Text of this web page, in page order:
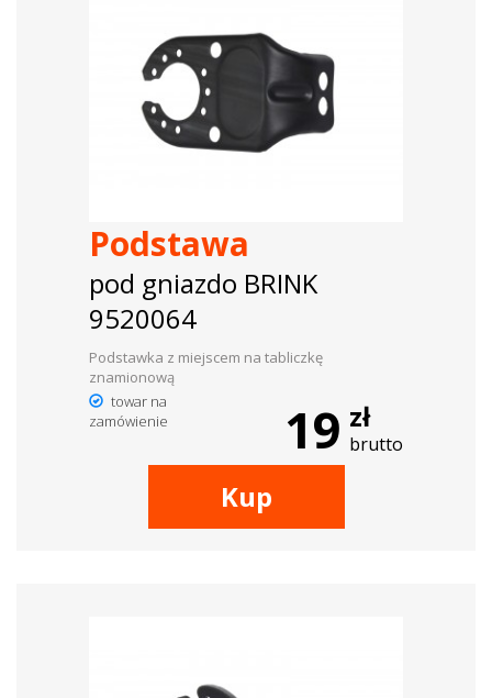
Podstawa
pod gniazdo BRINK
9520064
Podstawka z miejscem na tabliczkę
znamionową
towar na
zamówienie
19 zł
brutto
Kup